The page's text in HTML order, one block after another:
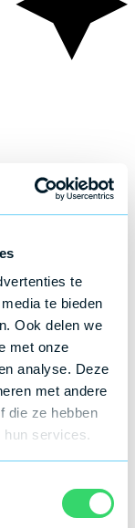
te
te bieden
Ook delen we
met onze
analyse. Deze
met andere
die ze hebben
services.